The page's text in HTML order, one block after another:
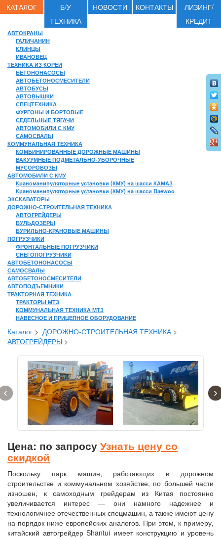
КАТАЛОГ
Б/У
ТЕХНИКА
НОВОСТИ КОНТАКТЫ
ЛИЗИНГ/
КРЕДИТ
АВТОКРАНЫ
ГАЛИЧАНИН
КЛИНЦЫ
ИВАНОВЕЦ
ТЕХНИКА ИЗ КОРЕИ
БЕТОНОНАСОСЫ
АВТОБЕТОНОСМЕСИТЕЛИ
АВТОБУСЫ
АВТОВЫШКИ
СПЕЦТЕХНИКА
ФУРГОНЫ И БОРТОВЫЕ
СЕДЕЛЬНЫЕ ТЯГАЧИ
АВТОМОБИЛИ С КМУ
САМОСВАЛЫ
КОММУНАЛЬНАЯ ТЕХНИКА
КОМБИНИРОВАННЫЕ ДОРОЖНЫЕ МАШИНЫ
ВАКУУМНЫЕ ПОДМЕТАЛЬНО-УБОРОЧНЫЕ
МУСОРОВОЗЫ
АВТОМОБИЛИ С КМУ
Краноманипуляторные установки (КМУ) на шасси КАМАЗ
Краноманипуляторные установки (КМУ) на шасси Daewoo
ЭКСКАВАТОРЫ
ДОРОЖНО-СТРОИТЕЛЬНАЯ ТЕХНИКА
АВТОГРЕЙДЕРЫ
БУЛЬДОЗЕРЫ
БУРИЛЬНО-КРАНОВЫЕ МАШИНЫ
ПОГРУЗЧИКИ
ФРОНТАЛЬНЫЕ ПОГРУЗЧИКИ
СНЕГОПОГРУЗЧИКИ
АВТОБЕТОНОНАСОСЫ
САМОСВАЛЫ
АВТОБЕТОНОСМЕСИТЕЛИ
АВТОПОДЪЕМНИКИ
ТРАКТОРНАЯ ТЕХНИКА
ТРАКТОРЫ МТЗ
КОММУНАЛЬНАЯ ТЕХНИКА МТЗ
НАВЕСНОЕ И ПРИЦЕПНОЕ ОБОРУДОВАНИЕ
Каталог > ДОРОЖНО-СТРОИТЕЛЬНАЯ ТЕХНИКА>
АВТОГРЕЙДЕРЫ >
‹ ›
Цена: по запросу Узнать цену со
скидкой
Поскольку парк машин, работающих в дорожном
строительстве и коммунальном хозяйстве, по большей части
изношен, к самоходным грейдерам из Китая постоянно
увеличивается интерес — они намного надежнее и
технологичнее отечественных спецмашин, а также имеют цену
на порядок ниже европейских аналогов. При этом, к примеру,
китайский автогрейдер Shantui имеет конструкцию и уровень